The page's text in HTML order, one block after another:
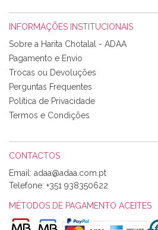
Tudo chegou em condições, pois
bem acondicionados. Estou
produtos adquiridos. Relativamente
com um padrão e cores muito
perfeitíssima. Futuramente penso
loja, têm excelentes artigos a um
Alexandra
Olá boa Noite. Os meus tecidos
obrigada pelo miminho que dá um
de bordar e não sei o que pões nos
INFORMAÇÕES INSTITUCIONAIS
Sobre a Harita Chotalal - ADAA
Pagamento e Envio
Trocas ou Devoluções
Perguntas Frequentes
Política de Privacidade
Termos e Condições
CONTACTOS
Email:
Telefone: +351 938350622
MÉTODOS DE PAGAMENTO ACEITES